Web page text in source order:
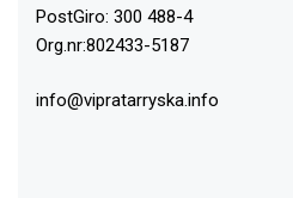
PostGiro: 300 488-4
Org.nr:802433-5187
info@vipratarryska.info